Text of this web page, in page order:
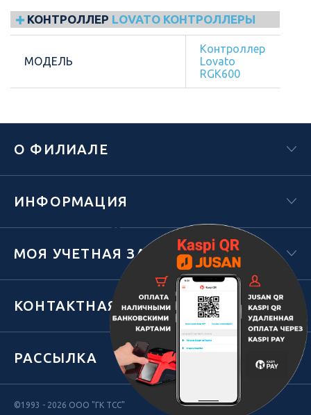
КОНТРОЛЛЕР LOVATO КОНТРОЛЛЕРЫ
МОДЕЛЬ
Контроллер
Lovato
RGK600
Х
О ФИЛИАЛЕ
ИНФОРМАЦИЯ
МОЯ УЧЕТНАЯ ЗАПИСЬ
КОНТАКТНАЯ ИНФОРМАЦИЯ
РАССЫЛКА
©1993 - 2026 ООО "ГК ТСС"